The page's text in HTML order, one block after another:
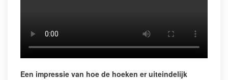
Een impressie van hoe de hoeken er uiteindelijk